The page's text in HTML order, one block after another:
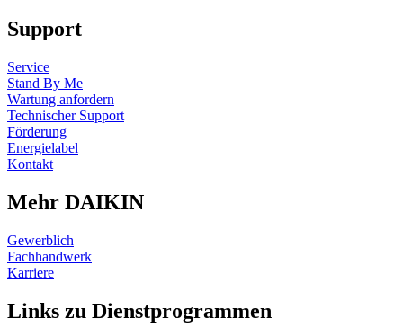
Support
Service
Stand By Me
Wartung anfordern
Technischer Support
Förderung
Energielabel
Kontakt
Mehr DAIKIN
Gewerblich
Fachhandwerk
Karriere
Links zu Dienstprogrammen